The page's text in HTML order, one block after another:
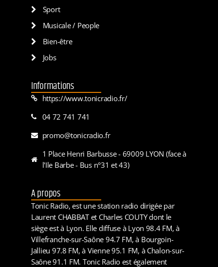
Sport
Musicale / People
Bien-être
Jobs
Informations
https://www.tonicradio.fr/
04 72 741 741
promo@tonicradio.fr
1 Place Henri Barbusse - 69009 LYON (face à
l'Ile Barbe - Bus n°31 et 43)
A propos
Tonic Radio, est une station radio dirigée par
Laurent CHABBAT et Charles COUTY dont le
siège est à Lyon. Elle diffuse à Lyon 98.4 FM, à
Villefranche-sur-Saône 94.7 FM, à Bourgoin-
Jallieu 97.8 FM, à Vienne 95.1 FM, à Chalon-sur-
Saône 91.1 FM. Tonic Radio est également